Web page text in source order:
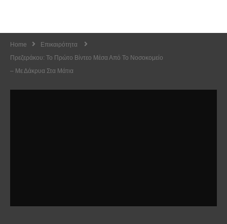
Home
Επικαιρότητα
Πρεζεράκου: Το Πρώτο Βίντεο Μέσα Από Το Νοσοκομείο
– Με Δάκρυα Στα Μάτια